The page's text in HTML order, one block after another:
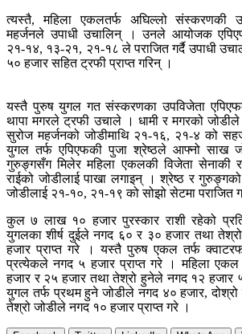
त्यस्तै, महिला एकलतर्फ अघिल्लो संस्करणकी
महर्जनले उपाधी उचालिन् । उनले आयोजक
२१-१४, १३-२१, २१-१८ ले पराजित गर्दै उपाधी
५० हजार सहित ट्रफी प्राप्त गरिन् ।
यस्तै पुरुष युगल गत संस्करणका उपविजेता
थापा मगरले ट्रफी उचाले । धामी र मगरको
सुरोज महर्जनको जोडीमाथि २१-१६, २१-४ को
युगल तर्फ एपिएफकी पुजा श्रेष्ठले आफ्नो साख
गुरुङ्गसँग मिलेर महिला एकलकी विजेता सेनाकी
राईको जोडीलाई पाखा लगाइन् । श्रेष्ठ र
जोडीलाई २१-१०, २१-१९ को सोझो सेटमा पराजित
कुल ७ लाख १० हजार पुरस्कार राशी रहेको
युगलका शीर्ष दुईले नगद ६० र ३० हजार तथा
हजार प्राप्त गरे । यस्तै पुरुष एकल तर्फ
प्रत्येकले नगद ५ हजार प्राप्त गरे । महिला एकल
हजार र २५ हजार तथा तेश्रो हुनेले नगद १२ हजार
युगल तर्फ प्रथम हुने जोडीले नगद ४० हजार,
तेश्रो जोडीले नगद १० हजार प्राप्त गरे ।